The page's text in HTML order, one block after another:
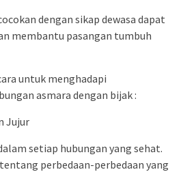
dengan sikap dewasa dapat
membantu pasangan tumbuh
untuk menghadapi
asmara dengan bijak :
Jujur
setiap hubungan yang sehat.
perbedaan-perbedaan yang